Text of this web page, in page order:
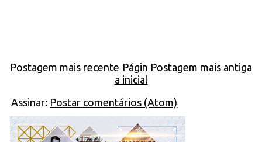
Postagem mais recente Postagem mais antiga
Págin
a inicial
Assinar: Postar comentários (Atom)